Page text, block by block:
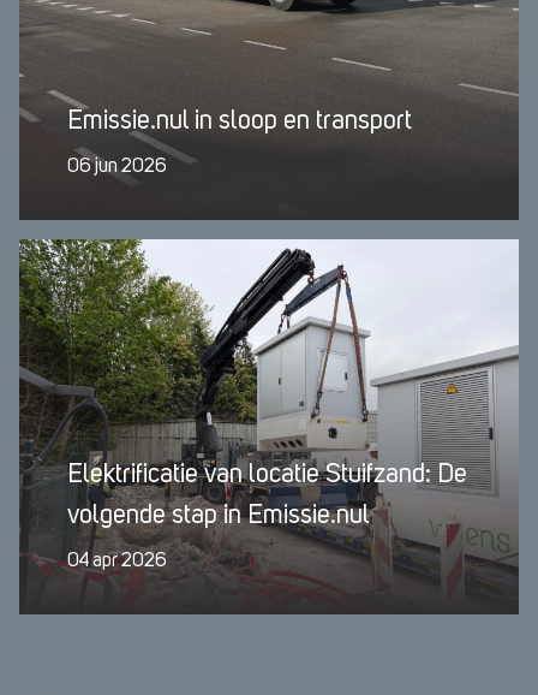
Emissie.nul in sloop en transport
06 jun 2026
Elektrificatie van locatie Stuifzand: De
volgende stap in Emissie.nul
04 apr 2026